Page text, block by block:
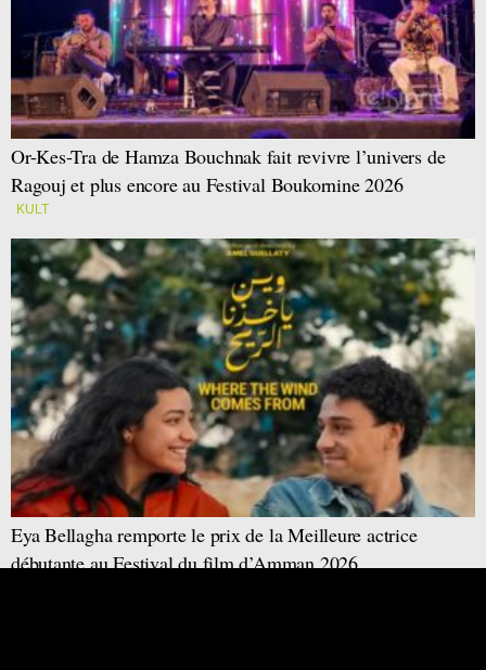
Or-Kes-Tra de Hamza Bouchnak fait revivre l’univers de
Ragouj et plus encore au Festival Boukornine 2026
KULT
Eya Bellagha remporte le prix de la Meilleure actrice
débutante au Festival du film d’Amman 2026